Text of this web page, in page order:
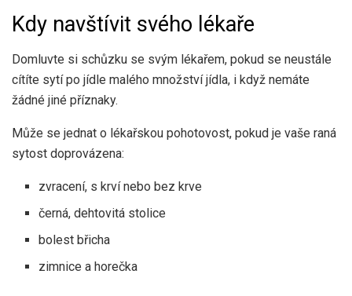
Kdy navštívit svého lékaře
Domluvte si schůzku se svým lékařem, pokud se neustále
cítíte sytí po jídle malého množství jídla, i když nemáte
žádné jiné příznaky.
Může se jednat o lékařskou pohotovost, pokud je vaše raná
sytost doprovázena:
zvracení, s krví nebo bez krve
černá, dehtovitá stolice
bolest břicha
zimnice a horečka